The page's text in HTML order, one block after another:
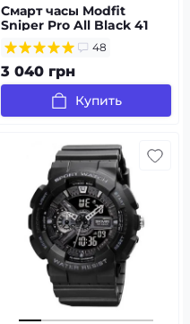
Смарт часы Modfit
Sniper Pro All Black 41
мм.
48
3 040 грн
Купить